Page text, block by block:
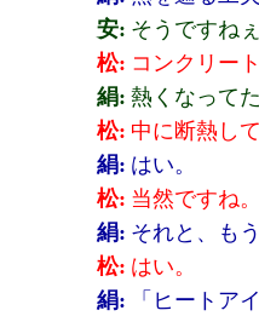
安: そうですねぇ
松: コンクリー
絹: 熱くなって
松: 中に断熱して
絹: はい。
松: 当然ですね。
絹: それと、も
松: はい。
絹:
「ヒートア